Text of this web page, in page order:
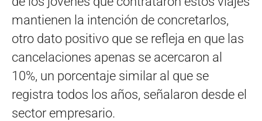
mantienen la intención de concretarlos,
otro dato positivo que se refleja en que las
cancelaciones apenas se acercaron al
10%, un porcentaje similar al que se
registra todos los años, señalaron desde el
sector empresario.